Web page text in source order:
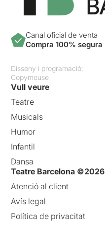
Canal oficial de venta
Compra 100% segura
Disseny i programació:
Copymouse
Vull veure
Teatre
Musicals
Humor
Infantil
Dansa
Teatre Barcelona ©2026
Atenció al client
Avís legal
Política de privacitat